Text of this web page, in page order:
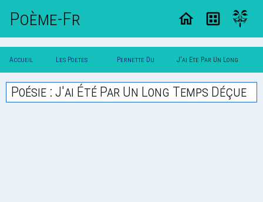
Poème-Fr
Accueil
Poesie
Les Poetes
Classique
Pernette Du
Guillet
J'ai Ete Par Un Long
Temps Decue
Poésie : J'ai Été Par Un Long Temps Déçue